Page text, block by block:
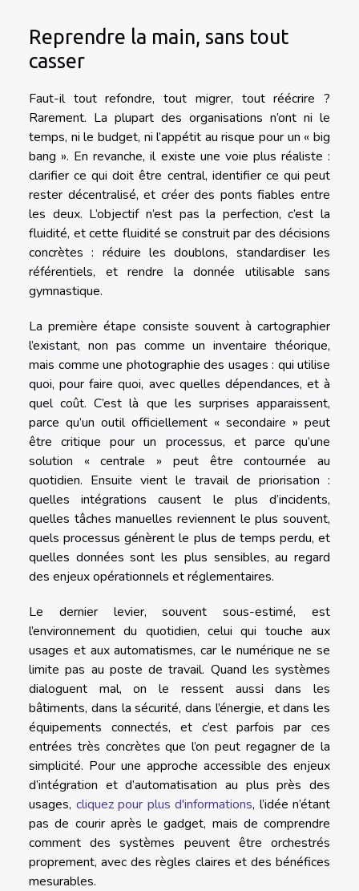
Reprendre la main, sans tout
casser
Faut-il tout refondre, tout migrer, tout réécrire ?
Rarement. La plupart des organisations n’ont ni le
temps, ni le budget, ni l’appétit au risque pour un « big
bang ». En revanche, il existe une voie plus réaliste :
clarifier ce qui doit être central, identifier ce qui peut
rester décentralisé, et créer des ponts fiables entre
les deux. L’objectif n’est pas la perfection, c’est la
fluidité, et cette fluidité se construit par des décisions
concrètes : réduire les doublons, standardiser les
référentiels, et rendre la donnée utilisable sans
gymnastique.
La première étape consiste souvent à cartographier
l’existant, non pas comme un inventaire théorique,
mais comme une photographie des usages : qui utilise
quoi, pour faire quoi, avec quelles dépendances, et à
quel coût. C’est là que les surprises apparaissent,
parce qu’un outil officiellement « secondaire » peut
être critique pour un processus, et parce qu’une
solution « centrale » peut être contournée au
quotidien. Ensuite vient le travail de priorisation :
quelles intégrations causent le plus d’incidents,
quelles tâches manuelles reviennent le plus souvent,
quels processus génèrent le plus de temps perdu, et
quelles données sont les plus sensibles, au regard
des enjeux opérationnels et réglementaires.
Le dernier levier, souvent sous-estimé, est
l’environnement du quotidien, celui qui touche aux
usages et aux automatismes, car le numérique ne se
limite pas au poste de travail. Quand les systèmes
dialoguent mal, on le ressent aussi dans les
bâtiments, dans la sécurité, dans l’énergie, et dans les
équipements connectés, et c’est parfois par ces
entrées très concrètes que l’on peut regagner de la
simplicité. Pour une approche accessible des enjeux
d’intégration et d’automatisation au plus près des
usages, cliquez pour plus d'informations, l’idée n’étant
pas de courir après le gadget, mais de comprendre
comment des systèmes peuvent être orchestrés
proprement, avec des règles claires et des bénéfices
mesurables.